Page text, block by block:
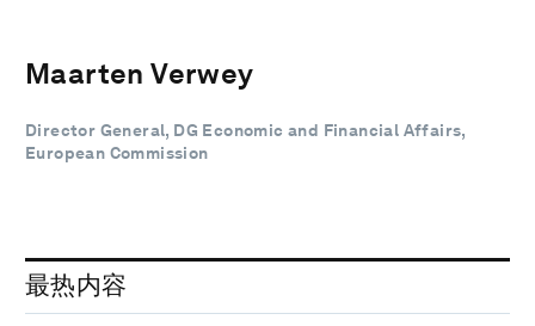
Maarten Verwey
Director General, DG Economic and Financial Affairs,
European Commission
最热内容